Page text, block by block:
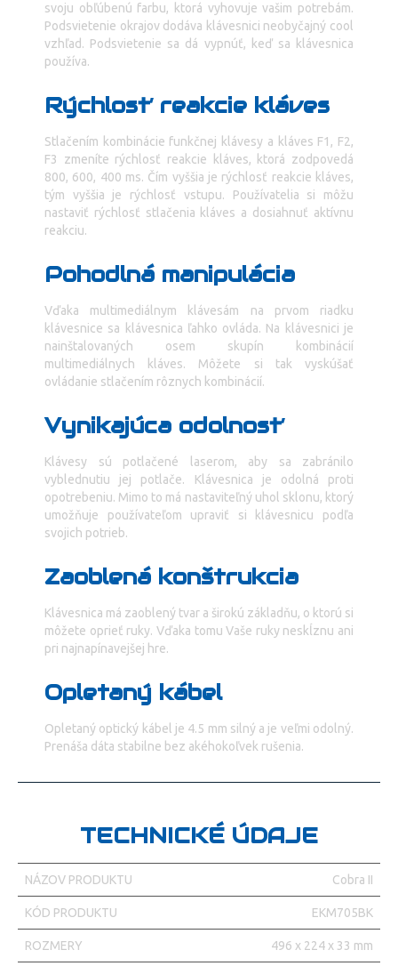
svoju obľúbenú farbu, ktorá vyhovuje vašim potrebám.
Podsvietenie okrajov dodáva klávesnici neobyčajný cool
vzhľad. Podsvietenie sa dá vypnúť, keď sa klávesnica
používa.
Rýchlosť reakcie kláves
Stlačením kombinácie funkčnej klávesy a kláves F1, F2,
F3 zmeníte rýchlosť reakcie kláves, ktorá zodpovedá
800, 600, 400 ms. Čím vyššia je rýchlosť reakcie kláves,
tým vyššia je rýchlosť vstupu. Používatelia si môžu
nastaviť rýchlosť stlačenia kláves a dosiahnuť aktívnu
reakciu.
Pohodlná manipulácia
Vďaka multimediálnym klávesám na prvom riadku
klávesnice sa klávesnica ľahko ovláda. Na klávesnici je
nainštalovaných osem skupín kombinácií
multimediálnych kláves. Môžete si tak vyskúšať
ovládanie stlačením rôznych kombinácií.
Vynikajúca odolnosť
Klávesy sú potlačené laserom, aby sa zabránilo
vyblednutiu jej potlače. Klávesnica je odolná proti
opotrebeniu. Mimo to má nastaviteľný uhol sklonu, ktorý
umožňuje používateľom upraviť si klávesnicu podľa
svojich potrieb.
Zaoblená konštrukcia
Klávesnica má zaoblený tvar a širokú základňu, o ktorú si
môžete oprieť ruky. Vďaka tomu Vaše ruky neskĺznu ani
pri najnapínavejšej hre.
Opletaný kábel
Opletaný optický kábel je 4.5 mm silný a je veľmi odolný.
Prenáša dáta stabilne bez akéhokoľvek rušenia.
TECHNICKÉ ÚDAJE
NÁZOV PRODUKTU Cobra II
KÓD PRODUKTU EKM705BK
ROZMERY 496 x 224 x 33 mm